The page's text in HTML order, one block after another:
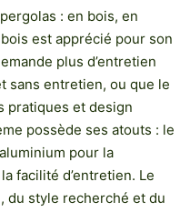
: en bois, en
est apprécié pour son
plus d’entretien
sans entretien, ou que le
pratiques et design
possède ses atouts : le
pour la
facilité d’entretien. Le
du style recherché et du